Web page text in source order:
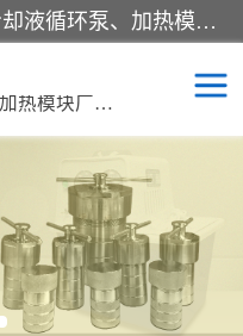
郑州杜甫仪器厂主营：低温冷却液循环泵、加热模块、水热合成反应釜、水油浴锅、旋转蒸发器、循环水真空泵等产品。郑州杜甫仪器厂在众多的教学仪器行业中依靠科技力量扬长避短、迅速发展，成为国家教委*生产教学仪器的厂家，产品具有国内良好水平，主导产品通过ISO9002质量认证。
低温冷却液循环泵厂家,加热模块厂家,水热合成反应釜厂家,水油浴锅厂家,旋转蒸发器厂家
水热合成反应釜厂家
加热模块厂家
气流烘干器